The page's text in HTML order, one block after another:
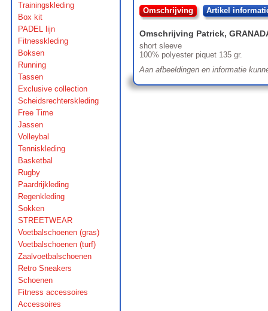
Trainingskleding
Box kit
PADEL lijn
Fitnesskleding
Boksen
Running
Tassen
Exclusive collection
Scheidsrechterskleding
Free Time
Jassen
Volleybal
Tenniskleding
Basketbal
Rugby
Paardrijkleding
Regenkleding
Sokken
STREETWEAR
Voetbalschoenen (gras)
Voetbalschoenen (turf)
Zaalvoetbalschoenen
Retro Sneakers
Schoenen
Fitness accessoires
Accessoires
Omschrijving Artikel
Omschrijving Patrick,
short sleeve
100% polyester piquet 135 gr.
Aan afbeeldingen en informatie